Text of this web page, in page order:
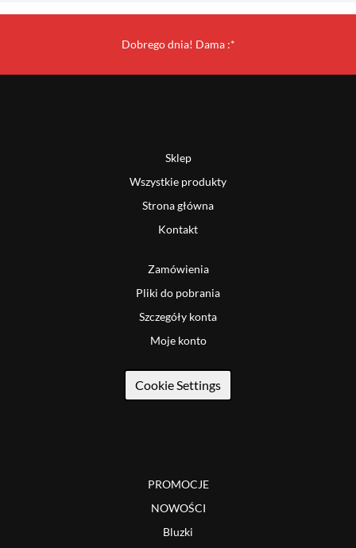
Dobrego dnia! Dama :*
Sklep
Wszystkie produkty
Strona główna
Kontakt
Zamówienia
Pliki do pobrania
Szczegóły konta
Moje konto
Cookie Settings
PROMOCJE
NOWOŚCI
Bluzki